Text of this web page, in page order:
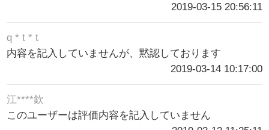
2019-03-15 20:56:11
q * t * t
内容を記入していませんが、黙認しております
2019-03-14 10:17:00
江****欽
このユーザーは評価内容を記入していません